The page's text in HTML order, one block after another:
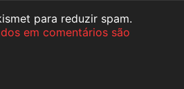
para reduzir spam.
em comentários são